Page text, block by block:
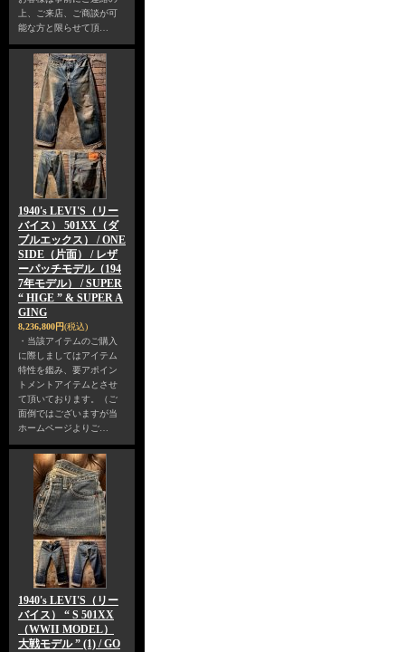
上、ご来店、ご商談が可
能な方と限らせて頂…
1940's LEVI'S（リー
バイス） 501XX（ダ
ブルエックス） / ONE
SIDE（片面） / レザ
ーパッチモデル（194
7年モデル） / SUPER
“ HIGE ” & SUPER A
GING
8,236,800円(税込)
・当該アイテムのご購入
に際しましてはアイテム
特性を鑑み、要アポイン
トメントアイテムとさせ
て頂いております。（ご
面倒ではございますが当
ホームページよりご…
1940's LEVI'S（リー
バイス） “ S 501XX
（WWII MODEL）
大戦モデル ” (1) / GO